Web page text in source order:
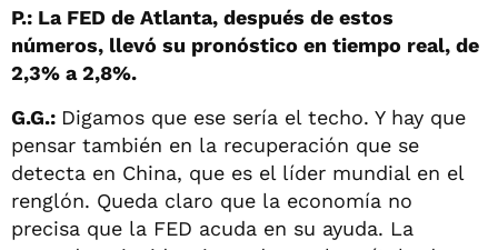
P.: La FED de Atlanta, después de estos
números, llevó su pronóstico en tiempo real, de
2,3% a 2,8%.
G.G.: Digamos que ese sería el techo. Y hay que
pensar también en la recuperación que se
detecta en China, que es el líder mundial en el
renglón. Queda claro que la economía no
precisa que la FED acuda en su ayuda. La